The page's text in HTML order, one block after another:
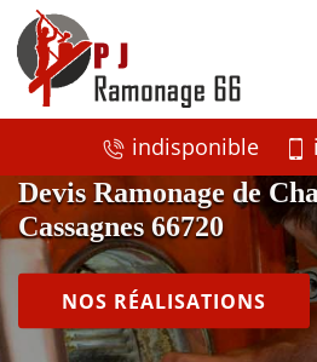
indisponible
Devis Ramonage de
Cassagnes 66720
NOS RÉALISATIONS